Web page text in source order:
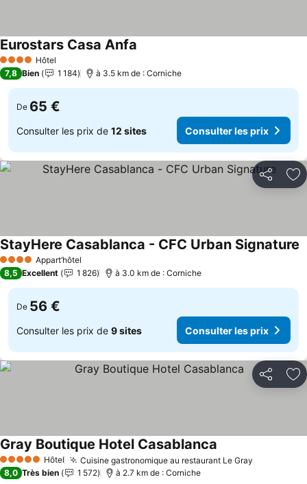
4 Étoiles Hôtel
Eurostars Casa Anfa
7,8 Bien 1 184 à 3.5 km de : Corniche
De 65 €
Consulter les prix de 12 sites Consulter les prix
Partager
4 Étoiles Appart’hôtel
StayHere Casablanca - CFC Urban Signature
8,5 Excellent 1 826 à 3.0 km de : Corniche
De 56 €
Consulter les prix de 9 sites Consulter les prix
Partager
5 Étoiles Hôtel Cuisine gastronomique au restaurant Le Gray
Gray Boutique Hotel Casablanca
8,0 Très bien 1 572 à 2.7 km de : Corniche